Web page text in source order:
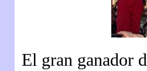
El gran ganador